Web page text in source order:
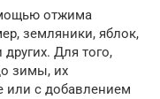
отжима
земляники, яблок,
Для того,
зимы, их
или с добавлением